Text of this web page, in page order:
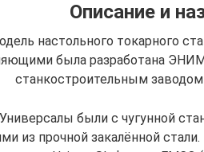
Описание и
настольного токарного
была разработана
станкостроительным
были с чугунной
из прочной закалённой